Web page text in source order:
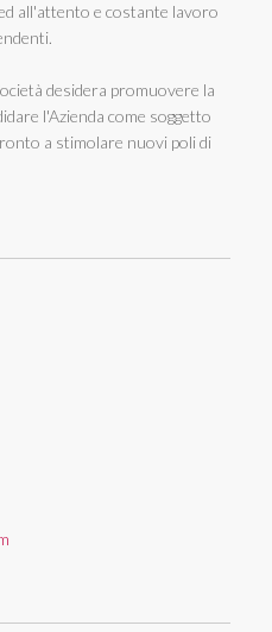
all'attento e costante lavoro
desidera promuovere la
l'Azienda come soggetto
a stimolare nuovi poli di